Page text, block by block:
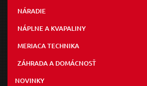
NÁRADIE
NÁPLNE A KVAPALINY
MERIACA TECHNIKA
ZÁHRADA A DOMÁCNOSŤ
NOVINKY